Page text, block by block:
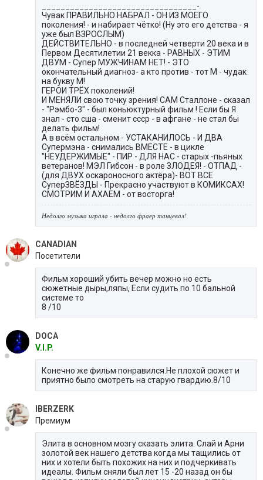
_________________________________-
Чувак ПРАВИЛЬНО НАБРАЛ - ОН ИЗ МОЕГО
поколения! - и набирает чётко! (Ну это его детства - я
уже был ВЗРОСЛЫМ)
ДЕЙСТВИТЕЛЬНО - в последней четверти 20 века и в
Первом Десятилетии 21 векка - РАВНЫХ - ЭТИМ
ДВУМ - Супер МУЖЧИНАМ НЕТ! - ЭТО
окончательный диагноз- а кто против - тот М - чудак
на букву М!
ГЕРОИ ТРЁХ поколений!
И МЕНЯЛИ свою точку зрения! САМ Сталлоне - сказал
- "Рэмбо-3" - был коньюктурный фильм ! Если бы Я
знал - сто сша - сменит ссср - в афгане - не стал бы
делать фильм!
А в всём остальном - УСТАКАНИЛОСЬ - И ДВА
Супермэна - снимались ВМЕСТЕ - в цикле
"НЕУДЕРЖИМЫЕ" - ПИР - ДЛЯ НАС - старых -пьяных
ветеранов! МЭЛ Гибсон - в роле ЗЛОДЕЯ! - ОТПАД -
(для ДВУХ оскароносного актёра)- ВОТ ВСЕ
СуперЗВЁЗДЫ - Прекрасно участвуют в КОМИКСАХ!
СМОТРИМ И АХАЕМ - от восторга!
Недолго музыка играла - недолго фраер танцевал!
CANADIAN
Посетители
Фильм хороший убить вечер можно но есть
сюжетные дыры,ляпы, Если судить по 10 бальной
системе то
8 /10
DOCA
V.I.P.
Конечно же фильм понравился.Не плохой сюжет и
приятно было смотреть на старую гвардию.8/10
IBERZERK
Премиум
Элита в основном мозгу сказать элита. Слай и Арни
золотой век нашего детства когда мы тащились от
них и хотели быть похожих на них и подчеркивать
идеалы. Фильм сняли был лет 15 -20 назад он бы